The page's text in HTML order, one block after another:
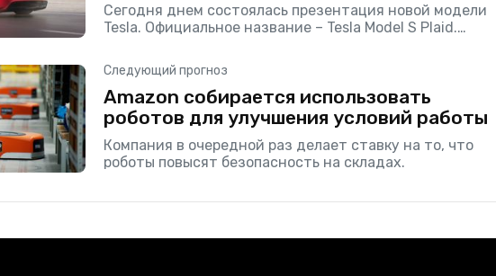
Сегодня днем состоялась презентация новой модели
Tesla. Официальное название – Tesla Model S Plaid.
секунды, а
Следующий прогноз
Amazon собирается использовать
роботов для улучшения условий работы
Компания в очередной раз делает ставку на то, что
роботы повысят безопасность на складах.